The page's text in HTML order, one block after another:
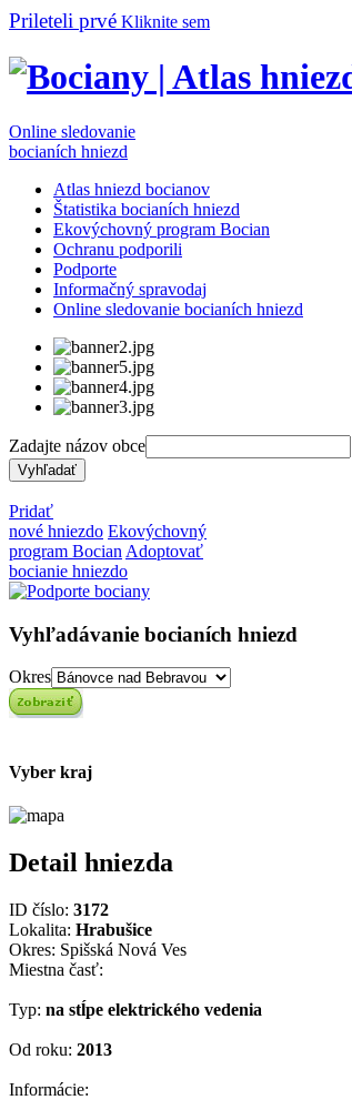
Prileteli prvé Kliknite sem
Online sledovanie
bocianích hniezd
Atlas hniezd bocianov
Štatistika bocianích hniezd
Ekovýchovný program Bocian
Ochranu podporili
Podporte
Informačný spravodaj
Online sledovanie bocianích hniezd
Zadajte názov obce
Pridať
nové hniezdo Ekovýchovný
program Bocian Adoptovať
bocianie hniezdo
Vyhľadávanie bocianích hniezd
Okres
Vyber kraj
Detail hniezda
ID číslo: 3172
Lokalita: Hrabušice
Okres: Spišská Nová Ves
Miestna časť:
Typ: na stĺpe elektrického vedenia
Od roku: 2013
Informácie: